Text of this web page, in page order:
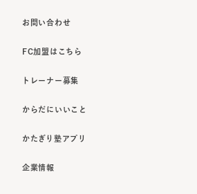
お問い合わせ
FC加盟はこちら
トレーナー募集
からだにいいこと
かたぎり塾アプリ
企業情報